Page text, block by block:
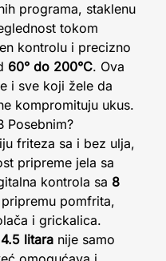
programa, staklenu
tokom
kontrolu i precizno
60° do 200°C. Ova
i sve koji žele da
kompromituju ukus.
Posebnim?
friteza sa i bez ulja,
pripreme jela sa
kontrola sa 8
pomfrita,
i grickalica.
4.5 litara nije samo